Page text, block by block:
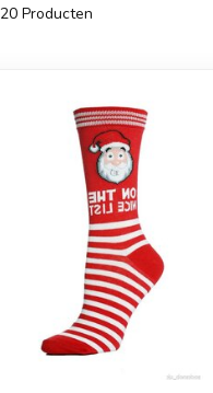
20 Producten